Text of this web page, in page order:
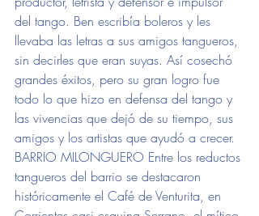
del tango. Ben escribía boleros y les
llevaba las letras a sus amigos tangueros,
sin decirles que eran suyas. Así cosechó
grandes éxitos, pero su gran logro fue
todo lo que hizo en defensa del tango y
las vivencias que dejó de su tiempo, sus
amigos y los artistas que ayudó a crecer.
BARRIO MILONGUERO Entre los reductos
tangueros del barrio se destacaron
históricamente el Café de Venturita, en